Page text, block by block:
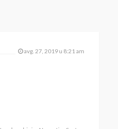
avg. 27, 2019 u 8:21 am